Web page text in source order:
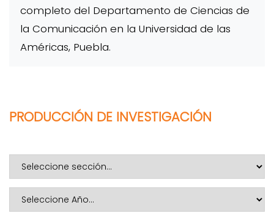
completo del Departamento de Ciencias de
la Comunicación en la Universidad de las
Américas, Puebla.
PRODUCCIÓN DE INVESTIGACIÓN